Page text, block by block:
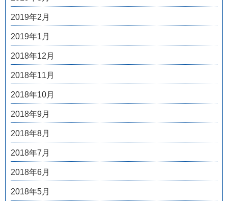
2019年2月
2019年1月
2018年12月
2018年11月
2018年10月
2018年9月
2018年8月
2018年7月
2018年6月
2018年5月